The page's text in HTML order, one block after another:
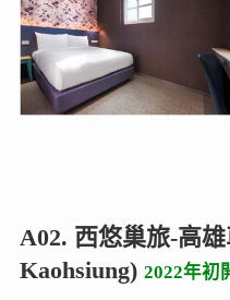
A02. 西悠巢旅-高
Kaohsiung) 2022年初